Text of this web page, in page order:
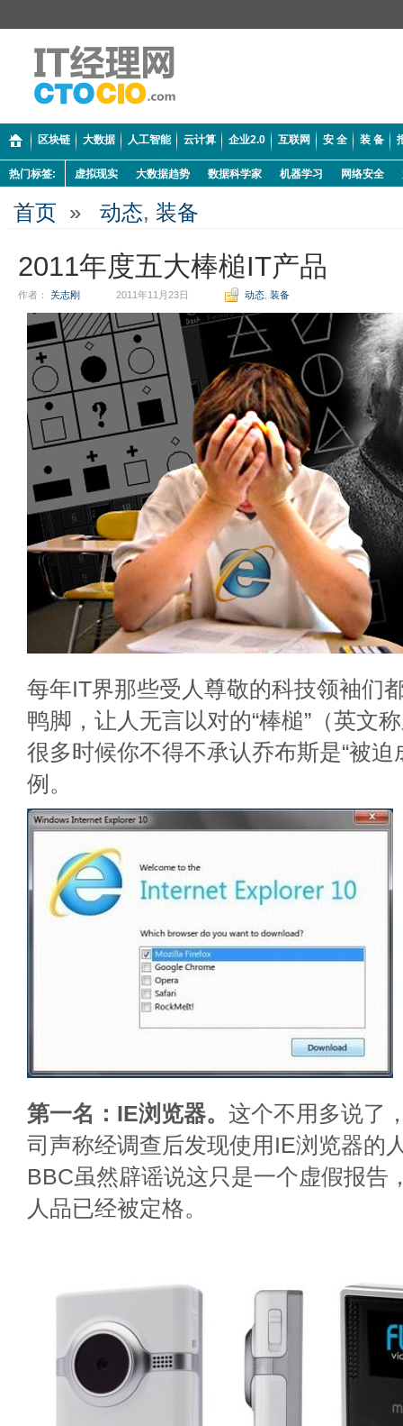
区块链 大数据 人工智能 云计算 企业2.0 互联网 安 全 装 备
热门标签: 虚拟现实 大数据趋势 数据科学家 机器学习 网络安全
首页 » 动态, 装备
2011年度五大棒槌IT产品
作者： 关志刚 2011年11月23日 动态 装备
每年IT界那些受人尊敬的科技领袖们
鸭脚，让人无言以对的“棒槌”（英文
很多时候你不得不承认乔布斯是“被迫
例。
第一名：IE浏览器。 这个不用多说了
司声称经调查后发现使用IE浏览器的
BBC虽然辟谣说这只是一个虚假报告
人品已经被定格。